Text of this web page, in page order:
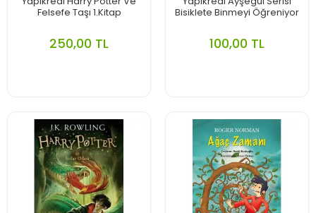
Felsefe Taşı 1.Kitap
250,00 TL
Bisiklete Binmeyi Öğreniyor
100,00 TL